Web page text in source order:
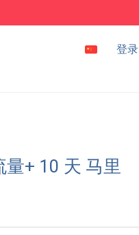
登录
量+ 10 天 马里